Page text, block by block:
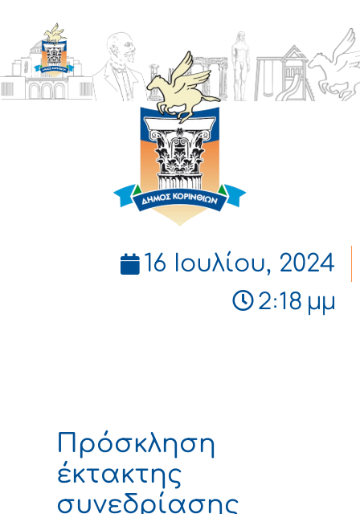
ΔΗΜΟΣ
ΚΟΡΙΝΘΙΩΝ
16 Ιουλίου, 2024
2:18 μμ
Πρόσκληση
έκτακτης
συνεδρίασης